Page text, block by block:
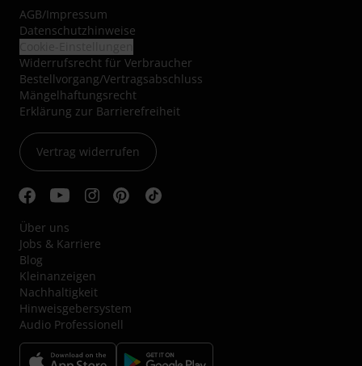
AGB/Impressum
Datenschutzhinweise
Widerrufsrecht für Verbraucher
Bestellvorgang/Vertragsabschluss
Mängelhaftungsrecht
Erklärung zur Barrierefreiheit
Vertrag widerrufen
Über uns
Jobs & Karriere
Blog
Kleinanzeigen
Nachhaltigkeit
Hinweisgebersystem
Audio Professionell